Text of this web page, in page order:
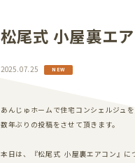
松尾式 小屋裏エ
2025.07.25
あんじゅホームで住宅コンシェルジュ
数年ぶりの投稿をさせて頂きます。
本日は、『松尾式 小屋裏エアコン』に